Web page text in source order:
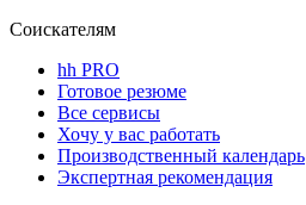
Соискателям
hh PRO
Готовое резюме
Все сервисы
Хочу у вас работать
Производственный календарь
Экспертная рекомендация